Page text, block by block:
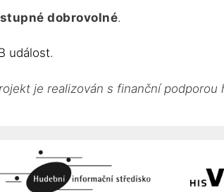
dobrovolné.
událost.
je realizován s finanční podporou